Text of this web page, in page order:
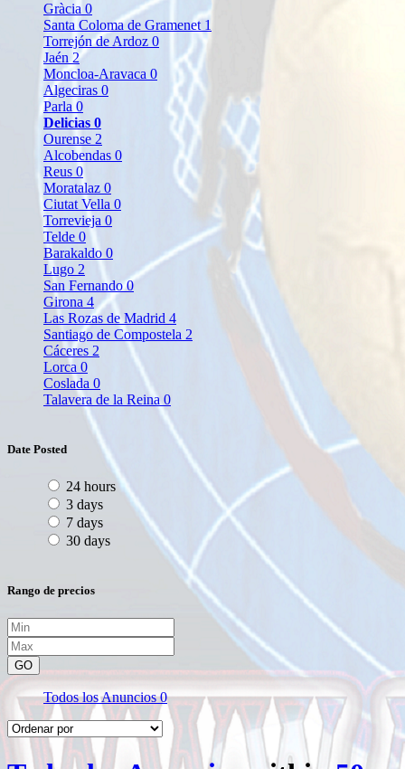
Gràcia 0
Santa Coloma de Gramenet 1
Torrejón de Ardoz 0
Jaén 2
Moncloa-Aravaca 0
Algeciras 0
Parla 0
Delicias 0
Ourense 2
Alcobendas 0
Reus 0
Moratalaz 0
Ciutat Vella 0
Torrevieja 0
Telde 0
Barakaldo 0
Lugo 2
San Fernando0
Girona 4
Las Rozas de Madrid 4
Santiago de Compostela 2
Cáceres 2
Lorca 0
Coslada 0
Talavera de la Reina 0
Date Posted
24 hours
3 days
7 days
30 days
Rango de precios
GO
Todos los Anuncios0